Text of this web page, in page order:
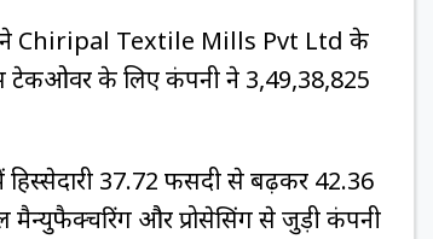
Chiripal Textile Mills Pvt Ltd के
टेकओवर के लिए कंपनी ने ₹3,49,38,825
37.72 फीसदी से बढ़कर 42.36
मैन्युफैक्चरिंग और प्रोसेसिंग से जुड़ी कंपनी